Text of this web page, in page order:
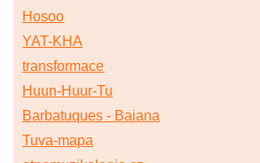
Hosoo
YAT-KHA
transformace
Huun-Huur-Tu
Barbatuques - Baiana
Tuva-mapa